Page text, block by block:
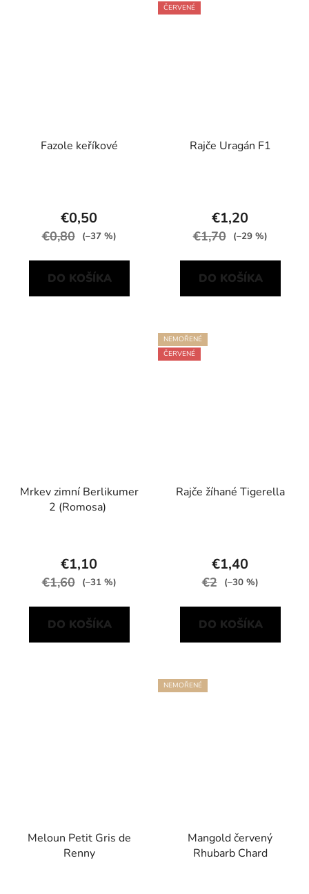
Fazole keříkové
€0,50
€0,80 (–37 %)
DO KOŠÍKA
ČERVENÉ
Rajče Uragán F1
€1,20
€1,70 (–29 %)
DO KOŠÍKA
Mrkev zimní Berlikumer
2 (Romosa)
€1,10
€1,60 (–31 %)
DO KOŠÍKA
NEMOŘENÉ
ČERVENÉ
Rajče žíhané Tigerella
€1,40
€2 (–30 %)
DO KOŠÍKA
Meloun Petit Gris de
Renny
NEMOŘENÉ
Mangold červený
Rhubarb Chard